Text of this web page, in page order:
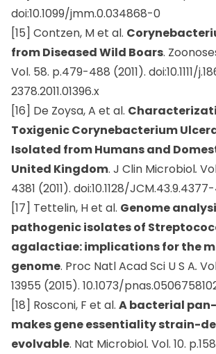
doi:10.1099/jmm.0.034868-0
[15] Contzen, M et al.
from Diseased Wild Boars.
Vol. 58. p.479-488 (2011). doi:10.1111/
2378.2011.01396.x
[16] De Zoysa, A et al.
Toxigenic Corynebacterium
Isolated from Humans and
United Kingdom. J Clin Microbiol.
4381 (2011). doi:10.1128/
[17] Tettelin, H et al. Genome
pathogenic isolates of
agalactiae: implications for the
genome. Proc Natl Acad Sci U S A.
13955 (2015). 10.1073/
[18] Rosconi, F et al. A bacterial
makes gene essentiality strain-
evolvable. Nat Microbiol. Vol. 10.